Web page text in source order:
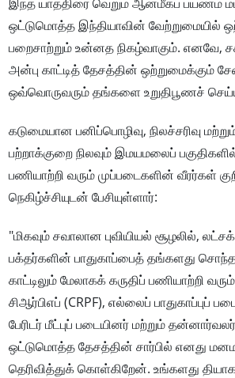
ஒட்டுமொத்த இந்தியாவின் வேற்றுமையில்
பறைசாற்றும் உன்னத நிகழ்வாகும். எனவே,
அன்பு காட்டித் தேசத்தின் ஒற்றுமைக்கும்
ஒவ்வொருவரும் தங்களை உறுதிபூணச்
கடுமையான பனிப்பொழிவு, நிலச்சரிவு
பற்றாக்குறை நிலவும் இமயமலைப்
பணியாற்றி வரும் முப்படைகளின் வீரர்கள்
நெகிழ்ச்சியுடன் பேசியுள்ளார்:
"மிகவும் சவாலான புவியியல் சூழலில்,
பக்தர்களின் பாதுகாப்பைத் தங்களது
காட்டிலும் மேலாகக் கருதிப் பணியாற்றி
சிஆர்பிஎப் (CRPF), எல்லைப் பாதுகாப்புப்
பேரிடர் மீட்புப் படையினர் மற்றும்
ஒட்டுமொத்த தேசத்தின் சார்பில் எனது
தெரிவித்துக் கொள்கிறேன். உங்களது